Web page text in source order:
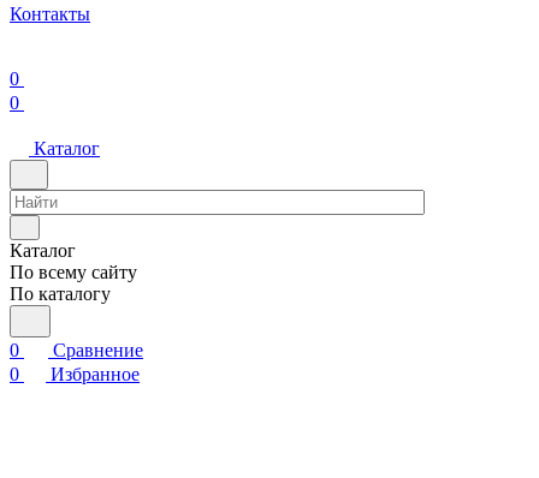
Контакты
0
0
Каталог
Каталог
По всему сайту
По каталогу
0
Сравнение
0
Избранное